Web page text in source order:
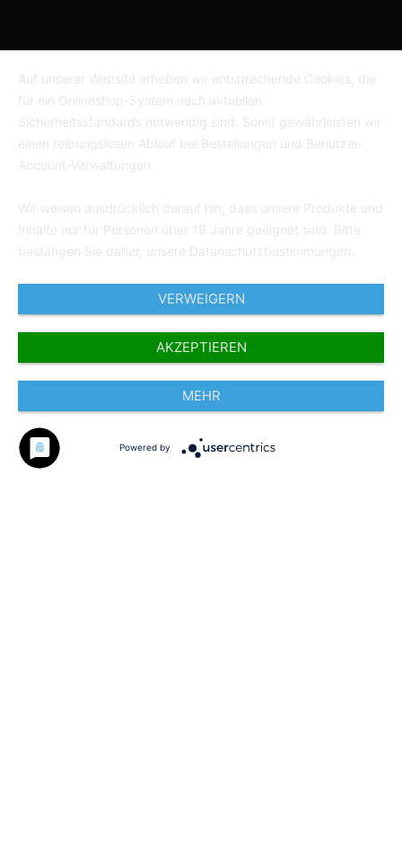
Auf unserer Website erheben wir entsprechende Cookies, die
für ein Onlineshop-System nach aktuellen
Sicherheitsstandards notwendig sind. Somit gewährleisten wir
einen reibungslosen Ablauf bei Bestellungen und Benutzer-
Account-Verwaltungen.
Wir weisen ausdrücklich darauf hin, dass unsere Produkte und
Inhalte nur für Personen über 18 Jahre geeignet sind. Bitte
bestätigen Sie daher, unsere Datenschutzbestimmungen.
VERWEIGERN
AKZEPTIEREN
MEHR
Powered by